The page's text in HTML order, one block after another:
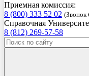
Приемная комиссия:
8 (800) 333 52 02 (Звонок
Справочная
8 (812) 269-57-58